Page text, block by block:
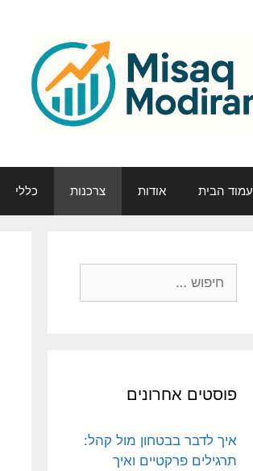
עמוד הבית אודות צרכנות כללי
פוסטים אחרונים
איך לדבר בבטחון מול קהל:
תרגילים פרקטיים ואיך